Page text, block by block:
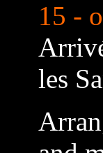
15 -
les